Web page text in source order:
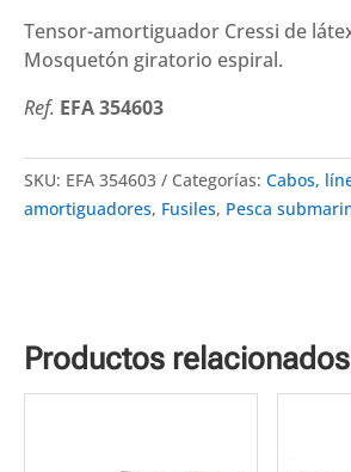
látex
cantidad
Tensor-amortiguador Cressi de
Mosquetón giratorio espiral.
Ref. EFA 354603
SKU: EFA 354603 Categorías: Cabos,
amortiguadores, Fusiles, Pesca
Productos relacionados